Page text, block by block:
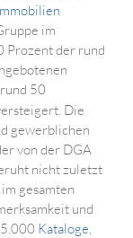
im
Prozent der rund
50
Die
gewerblichen
von der DGA
nicht zuletzt
gesamten
und
Kataloge